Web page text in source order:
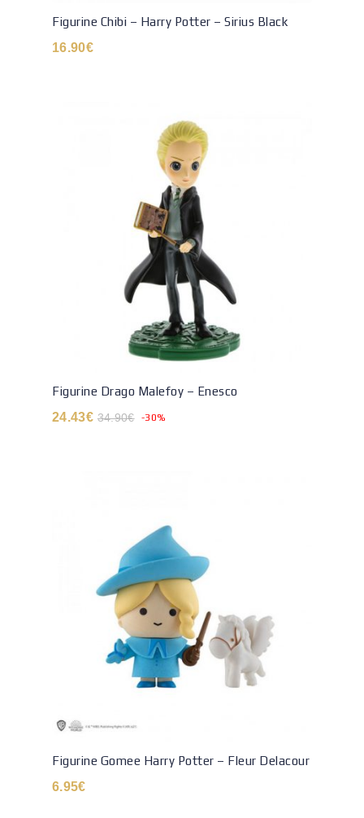
Figurine Chibi – Harry Potter – Sirius Black
16.90€
Figurine Drago Malefoy – Enesco
34.90€
24.43€ -30%
Figurine Gomee Harry Potter – Fleur Delacour
6.95€